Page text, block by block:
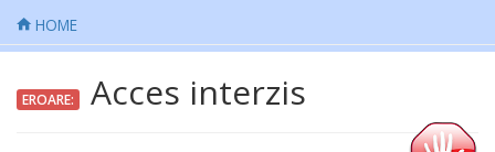
HOME
EROARE: Acces interzis